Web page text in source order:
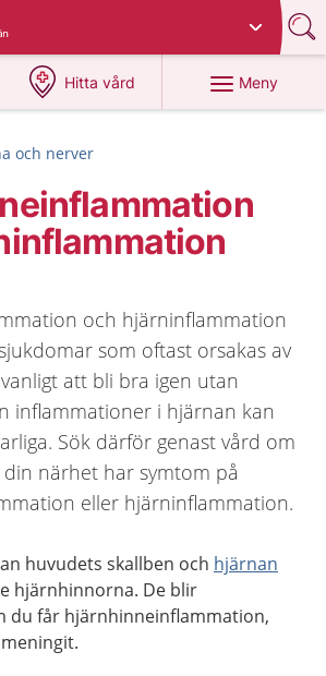
region
Hitta vård
på 1177.se
Meny
och nerver
och hjärninflammation
som oftast orsakas av
att bli bra igen utan
inflammationer i hjärnan kan
Sök därför genast vård om
närhet har symtom på
eller hjärninflammation.
huvudets skallben och hjärnan
hjärnhinnorna. De blir
du får hjärnhinneinflammation,